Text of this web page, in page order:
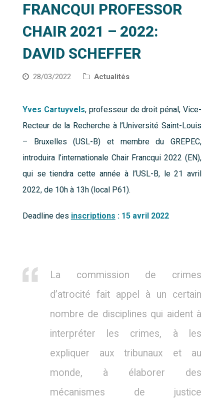
FRANCQUI PROFESSOR
CHAIR 2021 – 2022:
DAVID SCHEFFER
28/03/2022 Actualités
Yves Cartuyvels, professeur de droit pénal, Vice-
Recteur de la Recherche à l’Université Saint-Louis
– Bruxelles (USL-B) et membre du GREPEC,
introduira l’internationale Chair Francqui 2022 (EN),
qui se tiendra cette année à l’USL-B, le 21 avril
2022, de 10h à 13h (local P61).
Deadline des inscriptions : 15 avril 2022
La commission de crimes
d’atrocité fait appel à un certain
nombre de disciplines qui aident à
interpréter les crimes, à les
expliquer aux tribunaux et au
monde, à élaborer des
mécanismes de justice